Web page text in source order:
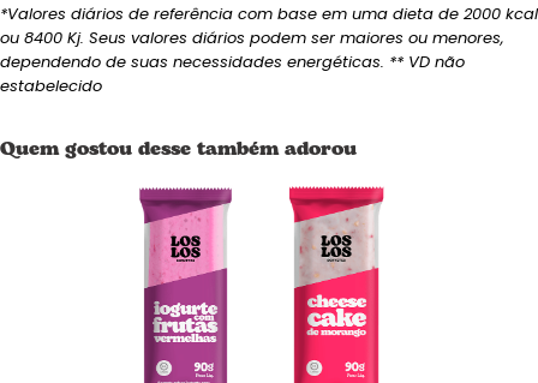
*Valores diários de referência com base em uma dieta de 2000 kcal
ou 8400 Kj. Seus valores diários podem ser maiores ou menores,
dependendo de suas necessidades energéticas. ** VD não
estabelecido
Quem gostou desse também adorou